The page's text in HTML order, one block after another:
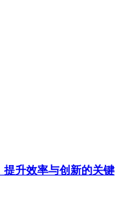
提升效率与创新的关键